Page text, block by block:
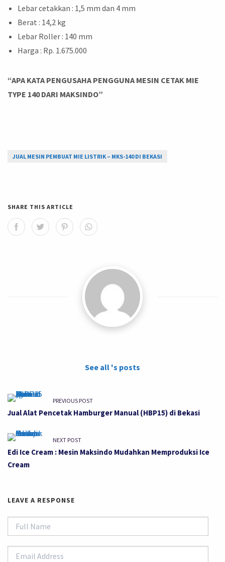
Lebar cetakkan : 1,5 mm dan 4 mm
Berat : 14,2 kg
Lebar Roller : 140 mm
Harga : Rp. 1.675.000
“APA KATA PENGUSAHA PENGGUNA MESIN CETAK MIE
TYPE 140 DARI MAKSINDO”
JUAL MESIN PEMBUAT MIE LISTRIK – MKS-140 DI BEKASI
SHARE THIS ARTICLE
See all 's posts
PREVIOUS POST
Jual Alat Pencetak Hamburger Manual (HBP15) di Bekasi
NEXT POST
Edi Ice Cream : Mesin Maksindo Mudahkan Memproduksi Ice
Cream
LEAVE A RESPONSE